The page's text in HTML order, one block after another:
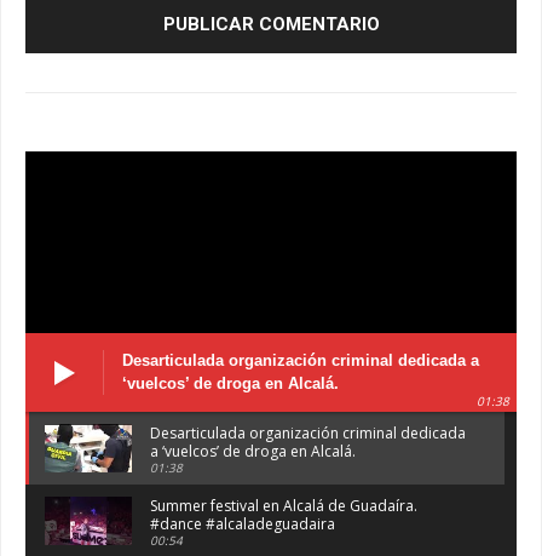
Desarticulada organización criminal dedicada a
‘vuelcos’ de droga en Alcalá.
01:38
Desarticulada organización criminal dedicada
a ‘vuelcos’ de droga en Alcalá.
01:38
Summer festival en Alcalá de Guadaíra.
#dance #alcaladeguadaira
00:54